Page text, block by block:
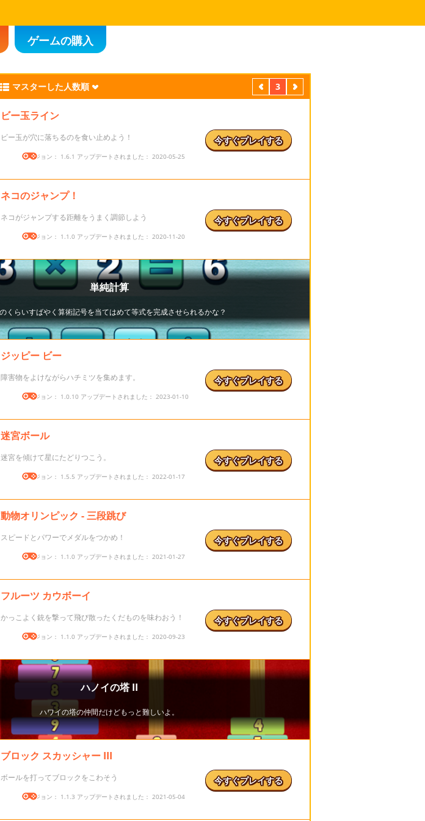
ゲームの購入
マスターした人数順 前 3 次
ビー玉ライン
ビー玉が穴に落ちるのを食い止めよう！
バージョン： 1.6.1 アップデートされました： 2020-05-25
今すぐプレイする
ネコのジャンプ！
ネコがジャンプする距離をうまく調節しよう
バージョン： 1.1.0 アップデートされました： 2020-11-20
今すぐプレイする
ジッピー ビー
障害物をよけながらハチミツを集めます。
バージョン： 1.0.10 アップデートされました： 2023-01-10
今すぐプレイする
迷宮ボール
迷宮を傾けて星にたどりつこう。
バージョン： 1.5.5 アップデートされました： 2022-01-17
今すぐプレイする
動物オリンピック - 三段跳び
スピードとパワーでメダルをつかめ！
バージョン： 1.1.0 アップデートされました： 2021-01-27
今すぐプレイする
フルーツ カウボーイ
かっこよく銃を撃って飛び散ったくだものを味わおう！
バージョン： 1.1.0 アップデートされました： 2020-09-23
今すぐプレイする
ブロック スカッシャー III
ボールを打ってブロックをこわそう
バージョン： 1.1.3 アップデートされました： 2021-05-04
今すぐプレイする